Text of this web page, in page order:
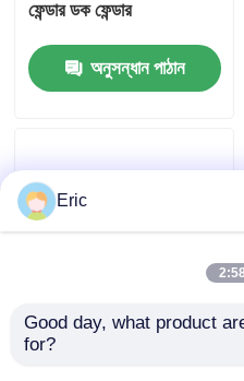
মান নিয়ন্ত্রণ
আমাদের সাথে যোগাযোগ করুন
Company News
ফেন্ডার ডক ফেন্ডার
অনুসন্ধান পাঠান
D আকৃতির কাজ জাহাজের জন্য
Eric
Good day, what product
for?